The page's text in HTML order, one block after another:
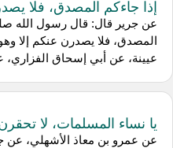
إذا جاءكم المصدق، فلا
عن جرير قال: قال رسول الله
عيينة، عن أبي إسحاق الفزاري،
يا نساء المسلمات، لا
عن عمرو بن معاذ الأشهلي، عن